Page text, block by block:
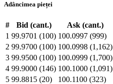
Adâncimea pieței
# Bid (cant.)
Ask (cant.)
1 99.9701 (100) 100.0997 (999)
2 99.9700 (100) 100.0998 (1,162)
3 99.9500 (100) 100.0999 (1,700)
4 99.9000 (146) 100.1000 (1,091)
5 99.8815 (20) 100.1100 (323)